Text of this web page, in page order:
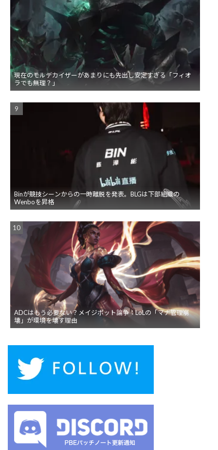
現在のモルデカイザーがあまりにも先出し安定すぎる「フィオ
ラでも無理？」
Binが競技シーンからの一時離脱を発表。BLGは下部組織の
Wenboを昇格
ADCはもう必要ない？メイジボット論争：LoLの「マナ管理崩
壊」が環境を壊す理由